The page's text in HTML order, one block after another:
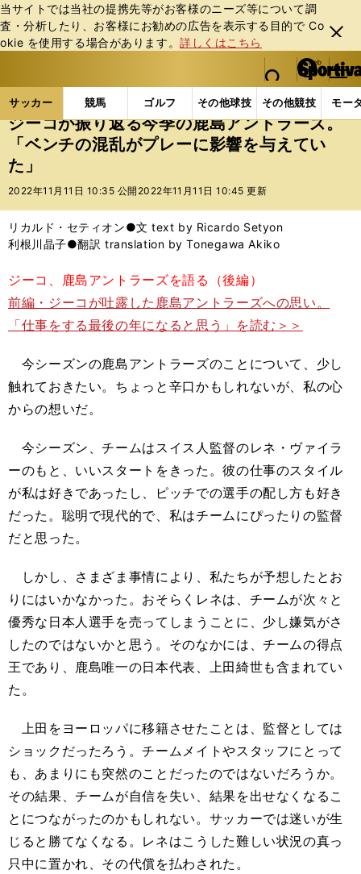
当サイトでは当社の提携先等がお客様のニーズ等について調
査・分析したり、お客様にお勧めの広告を表⽰する⽬的で Co
okie を使⽤する場合があります。詳しくはこちら
閉じ
る
web Sportiva (webスポルティーバ)
検索
マイペ
ー
ジ
メニュ
サッカー 競馬 ゴルフ その他球技 その他競技 モー
ス
ポ
ル
テ
ー
バ
サッカーの記事一覧 Jリーグ他 Jリーグ ジーコ
ジーコが振り返る今季の鹿島アントラーズ。
「ベンチの混乱がプレーに影響を与えてい
た」
2022年11月11日 10:35 公開 2022年11月11日 10:45 更新
リカルド・セティオン●文 text by Ricardo Setyon
利根川晶子●翻訳 translation by Tonegawa Akiko
ジーコ、鹿島アントラーズを語る（後編）
前編・ジーコが吐露した鹿島アントラーズへの思い。
「仕事をする最後の年になると思う」を読む＞＞
今シーズンの鹿島アントラーズのことについて、少し
触れておきたい。ちょっと辛口かもしれないが、私の心
からの想いだ。
今シーズン、チームはスイス人監督のレネ・ヴァイラ
ーのもと、いいスタートをきった。彼の仕事のスタイル
が私は好きであったし、ピッチでの選手の配し方も好き
だった。聡明で現代的で、私はチームにぴったりの監督
だと思った。
しかし、さまざま事情により、私たちが予想したとお
りにはいかなかった。おそらくレネは、チームが次々と
優秀な日本人選手を売ってしまうことに、少し嫌気がさ
したのではないかと思う。そのなかには、チームの得点
王であり、鹿島唯一の日本代表、上田綺世も含まれてい
た。
上田をヨーロッパに移籍させたことは、監督としては
ショックだったろう。チームメイトやスタッフにとって
も、あまりにも突然のことだったのではないだろうか。
その結果、チームが自信を失い、結果を出せなくなるこ
とにつながったのかもしれない。サッカーでは迷いが生
じると勝てなくなる。レネはこうした難しい状況の真っ
只中に置かれ、その代償を払わされた。